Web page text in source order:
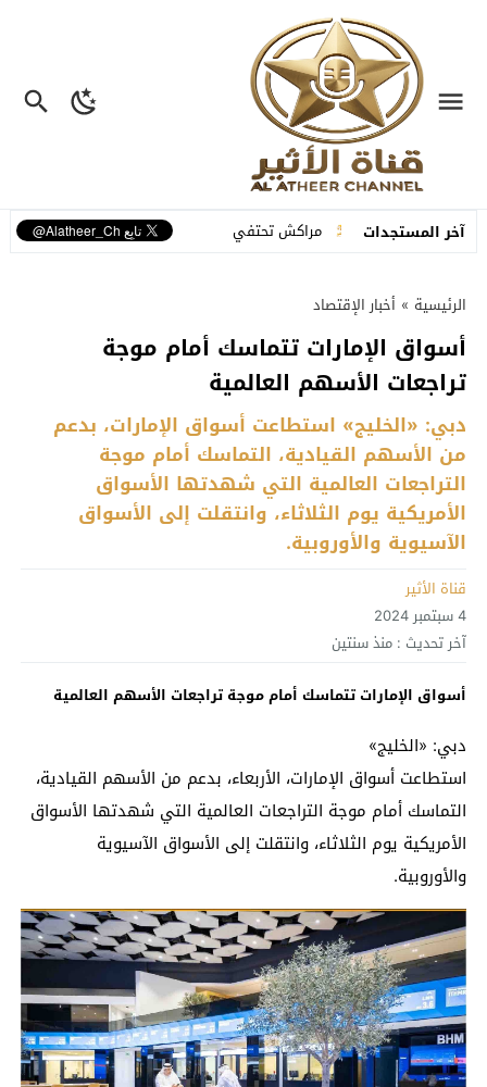
آخر المستجدات
الإمارات مراكش تحتفي بتراثها الشعبي في افتتاح الدورة الـ55 للمهرجان الوطني للفنون الشعبية
الرئيسية » أخبار الإقتصاد
أسواق الإمارات تتماسك أمام موجة
تراجعات الأسهم العالمية
دبي: «الخليج» استطاعت أسواق الإمارات، بدعم
من الأسهم القيادية، التماسك أمام موجة
التراجعات العالمية التي شهدتها الأسواق
الأمريكية يوم الثلاثاء، وانتقلت إلى الأسواق
الآسيوية والأوروبية.
قناة الأثير
4 سبتمبر 2024
آخر تحديث : منذ سنتين
أسواق الإمارات تتماسك أمام موجة تراجعات الأسهم العالمية
دبي: «الخليج»
استطاعت أسواق الإمارات، الأربعاء، بدعم من الأسهم القيادية،
التماسك أمام موجة التراجعات العالمية التي شهدتها الأسواق
الأمريكية يوم الثلاثاء، وانتقلت إلى الأسواق الآسيوية
والأوروبية.